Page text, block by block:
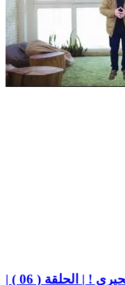
إبراهيم عيسى يرد على إسلام البحيري ! | الحلقة ( 06 ) |